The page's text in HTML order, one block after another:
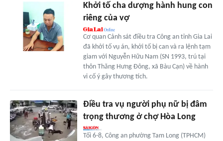
Khởi tố cha dượng hành hung con
riêng của vợ
Cơ quan Cảnh sát điều tra Công an tỉnh Gia Lai
đã khởi tố vụ án, khởi tố bị can và ra lệnh tạm
giam với Nguyễn Hữu Nam (SN 1993, trú tại
thôn Thăng Hưng Đông, xã Bàu Cạn) về hành
vi cố ý gây thương tích.
Điều tra vụ người phụ nữ bị đâm
trọng thương ở chợ Hòa Long
Tối 6-8, Công an phường Tam Long (TPHCM)